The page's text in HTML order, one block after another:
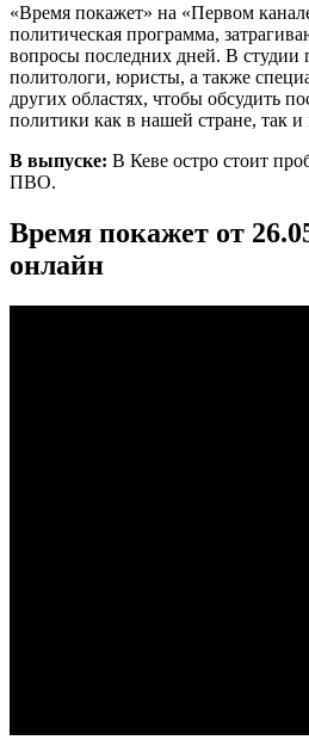
«Время покажет» на «Первом
политическая программа,
вопросы последних дней. В студии
политологи, юристы, а также
других областях, чтобы обсудить
политики как в нашей стране, так и
В выпуске: В Кеве остро стоит
ПВО.
Время покажет от
онлайн